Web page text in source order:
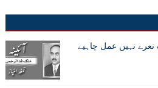
نہیں عمل چاہیے